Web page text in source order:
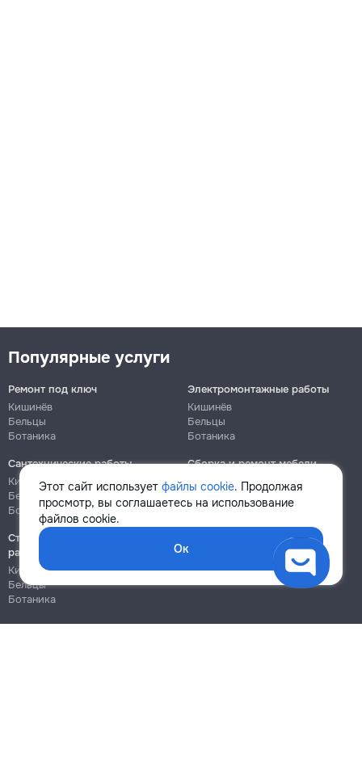
Этот сайт использует файлы cookie. Продолжая
просмотр, вы соглашаетесь на использование
файлов cookie.
Ок
Популярные услуги
Ремонт под ключ
Кишинёв
Бельцы
Ботаника
Электромонтажные работы
Кишинёв
Бельцы
Ботаника
Сантехнические работы
Кишинёв
Бельцы
Ботаника
Сборка и ремонт мебели
Кишинёв
Ботаника
Строительно-монтажные
работы
Кишинёв
Бельцы
Ботаника